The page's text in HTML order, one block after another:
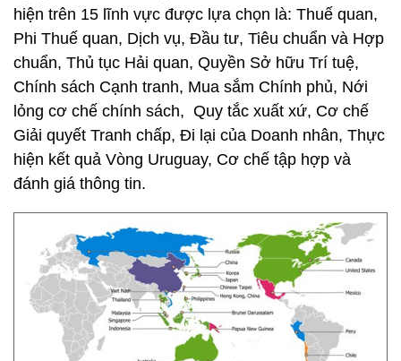
hiện trên 15 lĩnh vực được lựa chọn là: Thuế quan,
Phi Thuế quan, Dịch vụ, Đầu tư, Tiêu chuẩn và Hợp
chuẩn, Thủ tục Hải quan, Quyền Sở hữu Trí tuệ,
Chính sách Cạnh tranh, Mua sắm Chính phủ, Nới
lỏng cơ chế chính sách, Quy tắc xuất xứ, Cơ chế
Giải quyết Tranh chấp, Đi lại của Doanh nhân, Thực
hiện kết quả Vòng Uruguay, Cơ chế tập hợp và
đánh giá thông tin.